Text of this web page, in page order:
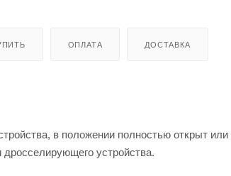
ОПЛАТА ДОСТАВКА
в положении полностью открыт
дросселирующего устройства.